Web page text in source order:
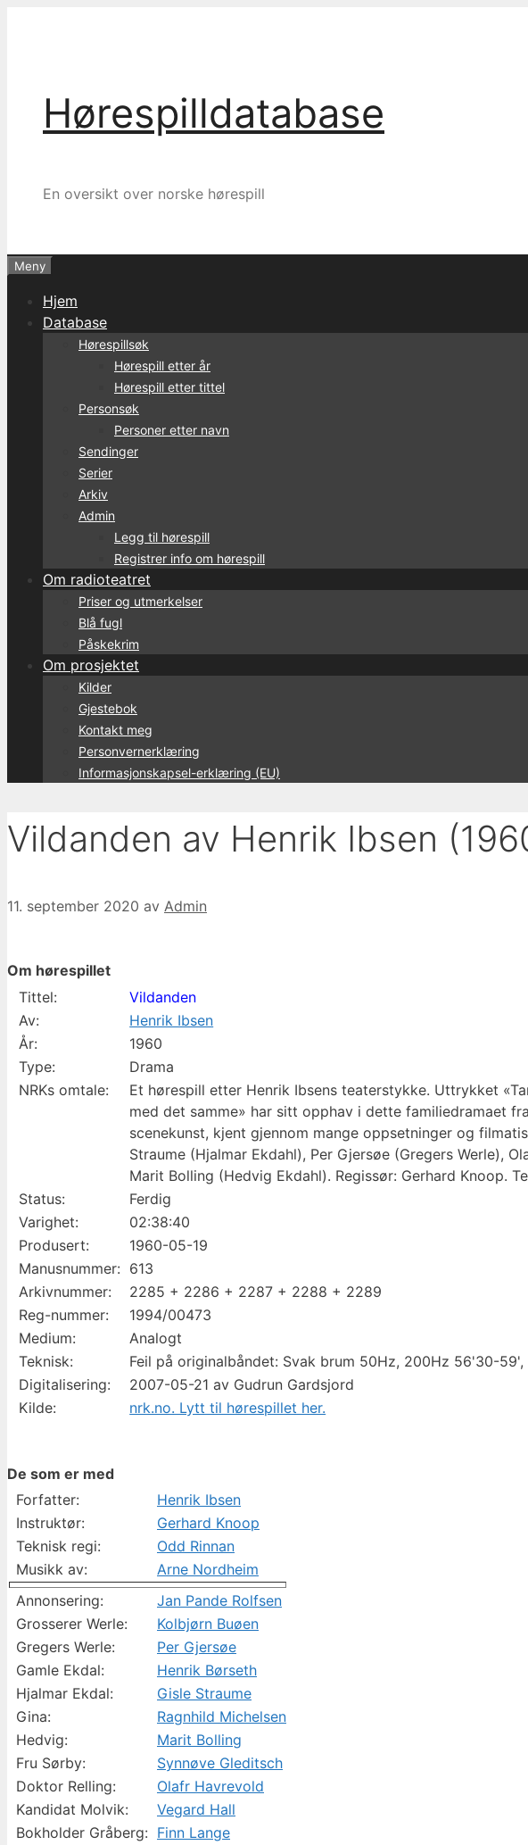
Hørespilldatabase
En oversikt over norske hørespill
Meny
Hjem
Database
Hørespillsøk
Hørespill etter år
Hørespill etter tittel
Personsøk
Personer etter navn
Sendinger
Serier
Arkiv
Admin
Legg til hørespill
Registrer info om hørespill
Om radioteatret
Priser og utmerkelser
Blå fugl
Påskekrim
Om prosjektet
Kilder
Gjestebok
Kontakt meg
Personvernerklæring
Informasjonskapsel-erklæring (EU)
Vildanden av Henrik Ibsen
11. september 2020 av Admin
Om hørespillet
Tittel:
Vildanden
Av:
Henrik Ibsen
År:
1960
Type:
Drama
NRKs omtale:
Et hørespill etter Henrik Ibsens teaterstykke. Uttrykket
med det samme» har sitt opphav i dette familiedramaet
scenekunst, kjent gjennom mange oppsetninger og
Straume (Hjalmar Ekdahl), Per Gjersøe (Gregers Werle),
Marit Bolling (Hedvig Ekdahl). Regissør: Gerhard Knoop.
Status:
Ferdig
Varighet:
02:38:40
Produsert:
1960-05-19
Manusnummer: 613
Arkivnummer:
2285 + 2286 + 2287 + 2288 + 2289
Reg-nummer:
1994/00473
Medium:
Analogt
Teknisk:
Feil på originalbåndet: Svak brum 50Hz, 200Hz 56'30-
Digitalisering:
2007-05-21 av Gudrun Gardsjord
Kilde:
nrk.no. Lytt til hørespillet her.
De som er med
Forfatter:
Henrik Ibsen
Instruktør:
Gerhard Knoop
Teknisk regi:
Odd Rinnan
Musikk av:
Arne Nordheim
Annonsering:
Jan Pande Rolfsen
Grosserer Werle:
Kolbjørn Buøen
Gregers Werle:
Per Gjersøe
Gamle Ekdal:
Henrik Børseth
Hjalmar Ekdal:
Gisle Straume
Gina:
Ragnhild Michelsen
Hedvig:
Marit Bolling
Fru Sørby:
Synnøve Gleditsch
Doktor Relling:
Olafr Havrevold
Kandidat Molvik:
Vegard Hall
Bokholder Gråberg: Finn Lange